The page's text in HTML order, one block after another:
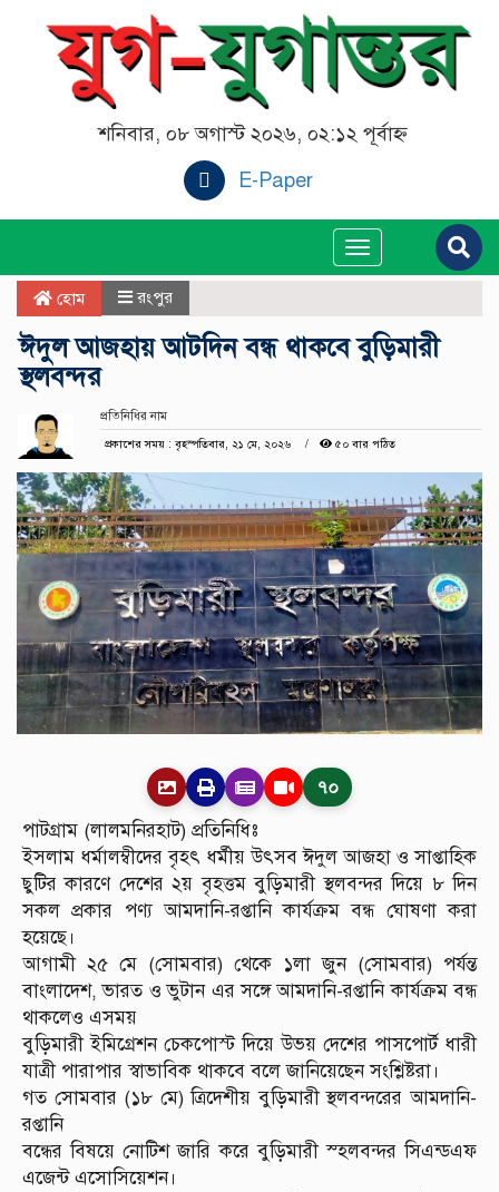
শনিবার, ০৮ অগাস্ট ২০২৬, ০২:১২ পূর্বাহ্ন
E-Paper
Toggle
navigation
হোম রংপুর
ঈদুল আজহায় আটদিন বন্ধ থাকবে বুড়িমারী
স্থলবন্দর
প্রতিনিধির নাম
প্রকাশের সময় : বৃহস্পতিবার, ২১ মে, ২০২৬
৫০ বার পঠিত
৭০
পাটগ্রাম (লালমনিরহাট) প্রতিনিধিঃ
ইসলাম ধর্মালম্বীদের বৃহৎ ধর্মীয় উৎসব ঈদুল আজহা ও সাপ্তাহিক
ছুটির কারণে দেশের ২য় বৃহত্তম বুড়িমারী স্থলবন্দর দিয়ে ৮ দিন
সকল প্রকার পণ্য আমদানি-রপ্তানি কার্যক্রম বন্ধ ঘোষণা করা
হয়েছে।
আগামী ২৫ মে (সোমবার) থেকে ১লা জুন (সোমবার) পর্যন্ত
বাংলাদেশ, ভারত ও ভুটান এর সঙ্গে আমদানি-রপ্তানি কার্যক্রম বন্ধ
থাকলেও এসময়
বুড়িমারী ইমিগ্রেশন চেকপোস্ট দিয়ে উভয় দেশের পাসপোর্ট ধারী
যাত্রী পারাপার স্বাভাবিক থাকবে বলে জানিয়েছেন সংশ্লিষ্টরা।
গত সোমবার (১৮ মে) ত্রিদেশীয় বুড়িমারী স্থলবন্দরের আমদানি-
রপ্তানি
বন্ধের বিষয়ে নোটিশ জারি করে বুড়িমারী স্হলবন্দর সিএন্ডএফ
এজেন্ট এসোসিয়েশন।